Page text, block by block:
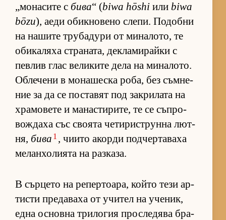
„мо­на­сите с бива“ (biwa hōshi или biwa
bōzu), аеди обик­но­вено сле­пи. По­добни
на на­шите тру­ба­дури от ми­на­ло­то, те
оби­ка­ляха стра­на­та, дек­ла­ми­райки с
пев­лив глас ве­ли­ките дела на ми­на­ло­то.
Об­ле­чени в мо­на­шеска ро­ба, без съм­не­
ние за да се пос­та­вят под зак­ри­лата на
хра­мо­вете и ма­нас­ти­ри­те, те се съп­ро­
вож­даха със сво­ята че­ти­рис­т­рунна лют­
ня, бива 1 , чи­ито акорди под­чер­та­ваха
ме­лан­хо­ли­ята на раз­ка­за.
В сър­цето на ре­пер­то­а­ра, който тези ар­
тисти пре­да­ваха от учи­тел на уче­ник,
една ос­новна три­ло­гия прос­ле­дява бра­